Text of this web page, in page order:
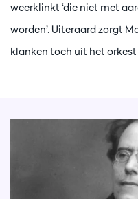
weerklinkt ‘die niet met
worden’. Uiteraard zorgt
klanken toch uit het